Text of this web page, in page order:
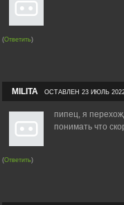
(Ответить)
MILITA ОСТАВЛЕН 23 ИЮЛЬ
пипец, я
понимать что
(Ответить)